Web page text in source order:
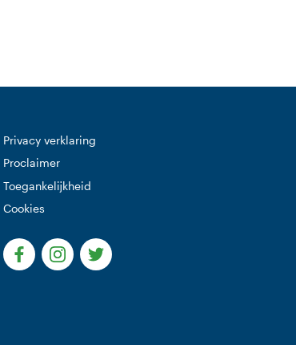
Privacy verklaring
Proclaimer
Toegankelijkheid
Cookies
(Deze link gaat naar een externe website)
(Deze link gaat naar een externe
(Deze link gaat naar een